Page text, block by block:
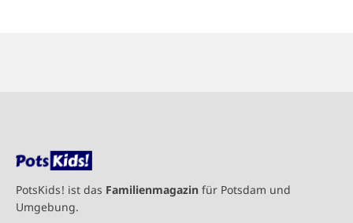
PotsKids! ist das Familienmagazin für Potsdam und
Umgebung.